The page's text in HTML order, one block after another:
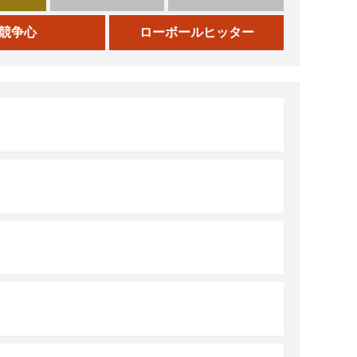
争心 ローボールヒッター